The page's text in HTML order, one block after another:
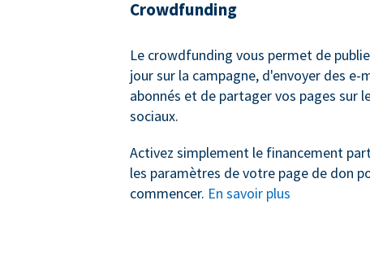
Crowdfunding
Le crowdfunding vous permet de
jour sur la campagne, d'envoyer des e-
abonnés et de partager vos pages sur
sociaux.
Activez simplement le financement
les paramètres de votre page de don
commencer. En savoir plus